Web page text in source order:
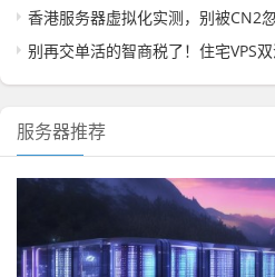
香港服务器虚拟化实测，别被CN2忽悠
别再交单活的智商税了！住宅VPS双活
服务器推荐